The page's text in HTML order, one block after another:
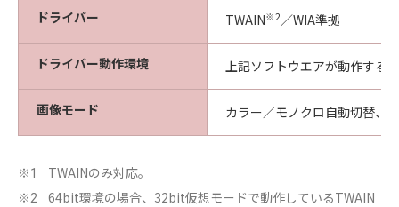
ドライバー TWAIN※2／WIA準拠
ドライバー動作環境 上記ソフトウエアが動作する
画像モード カラー／モノクロ自動切替、
※1 TWAINのみ対応。
※2
64bit環境の場合、32bit仮想モードで動作しているTWAIN